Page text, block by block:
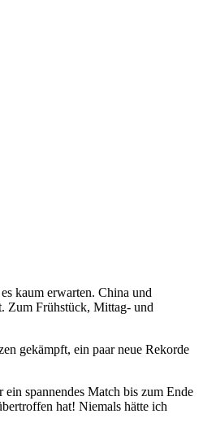
kaum erwarten. China und
Zum Frühstück, Mittag- und
gekämpft, ein paar neue Rekorde
spannendes Match bis zum Ende
hat! Niemals hätte ich